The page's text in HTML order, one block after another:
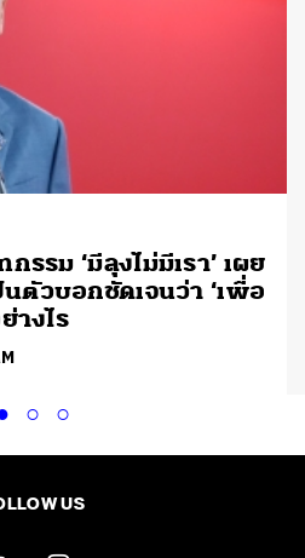
รรม ‘มีลุงไม่มีเรา’ เผย
วบอกชัดเจนว่า ‘เพื่อ
างไร
US